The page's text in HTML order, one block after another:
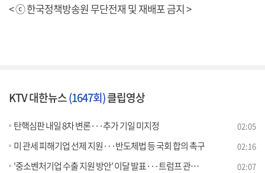
< ⓒ 한국정책방송원 무단전재 및 재배포 금지 >
KTV 대한뉴스(1647회)클립영상
탄핵심판 내일 8차 변론···추가 기일 미지정 02:05
미 관세 피해기업 선제 지원···반도체법 등 국회 합의 촉구 02:16
'중소벤처기업 수출 지원 방안' 이달 발표···트럼프 관세 대응 02:07